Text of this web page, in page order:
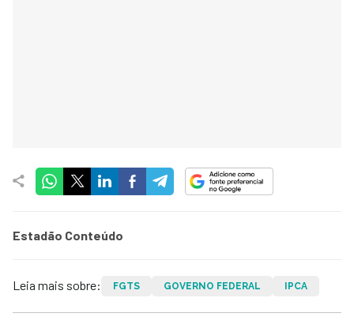
Estadão Conteúdo
Leia mais sobre: FGTS GOVERNO FEDERAL IPCA